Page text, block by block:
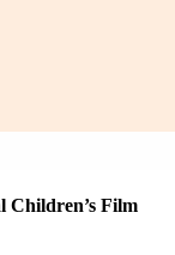
Children’s Film